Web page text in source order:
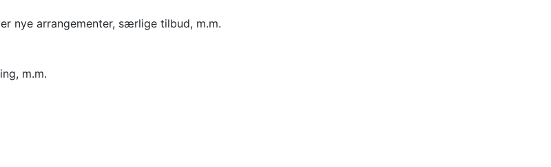
nye arrangementer, særlige tilbud, m.m.
m.m.